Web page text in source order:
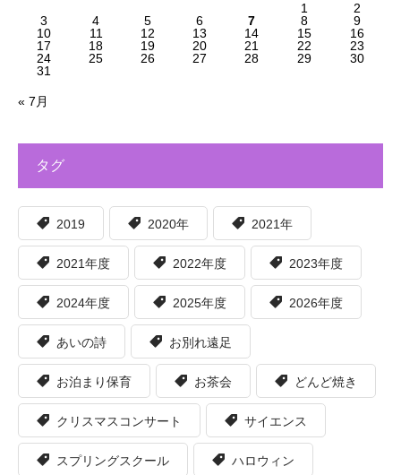
1
2
3
4 5 6 7 8
9
10
11 12 13 14 15
16
17
18 19 20 21 22
23
24
25 26 27 28 29
30
31
« 7月
タグ
2019 2020年 2021年
2021年度 2022年度 2023年度
2024年度 2025年度 2026年度
あいの詩 お別れ遠足
お泊まり保育 お茶会 どんど焼き
クリスマスコンサート サイエンス
スプリングスクール ハロウィン